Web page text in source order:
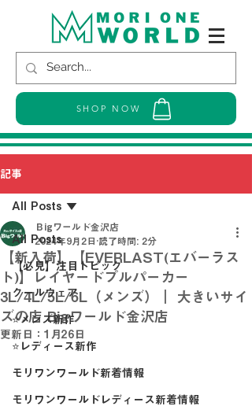
SHOP NOW
記事
All Posts
【必見】注目トピック
クールウェア
⭐メンズ新作
⭐レディース新作
モリワンワールド新着情報
モリワンワールドレディース新着情報
All Posts
【新入荷】【EVERLAST(エバーラス
ト)】レイヤードプルパーカー
3L/4L/5L/6L（メンズ）｜ 大きいサイ
ズの店 Bigワールド金沢店
Ｂigワールド金沢店
2024年9月2日 読了時間: 2分
更新日： 1月26日